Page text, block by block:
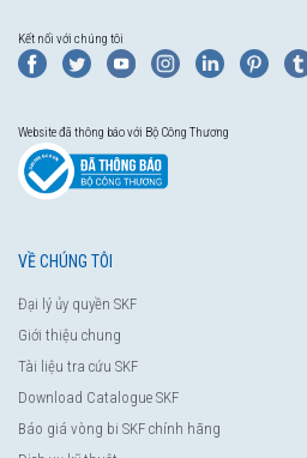
Kết nối với chúng tôi
Website đã thông báo với Bộ Công Thương
VỀ CHÚNG TÔI
Đại lý ủy quyền SKF
Giới thiệu chung
Tài liệu tra cứu SKF
Download Catalogue SKF
Báo giá vòng bi SKF chính hãng